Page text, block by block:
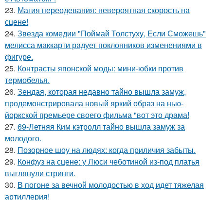
23. Магия переодевания: невероятная скорость на
сцене!
24. Звезда комедии "Поймай Толстуху, Если Сможешь"
мелисса маккарти радует поклонников изменениями в
фигуре.
25. Контрасты японской моды: мини-юбки против
термобелья.
26. Зендая, которая недавно тайно вышла замуж,
продемонстрировала новый яркий образ на нью-
йоркской премьере своего фильма "вот это драма!
27. 69-Летняя Ким кэтролл тайно вышла замуж за
молодого.
28. Позорное шоу на людях: когда приличия забыты.
29. Конфуз на сцене: у Люси чеботиной из-под платья
выглянули стринги.
30. В погоне за вечной молодостью в ход идет тяжелая
артиллерия!